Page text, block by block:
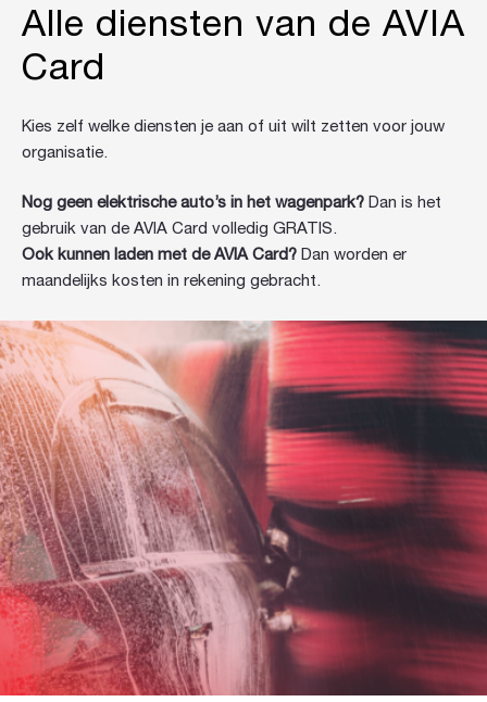
Alle diensten van de AVIA
Card
Kies zelf welke diensten je aan of uit wilt zetten voor jouw
organisatie.
Nog geen elektrische auto’s in het wagenpark? Dan is het
gebruik van de AVIA Card volledig GRATIS.
Ook kunnen laden met de AVIA Card? Dan worden er
maandelijks kosten in rekening gebracht.